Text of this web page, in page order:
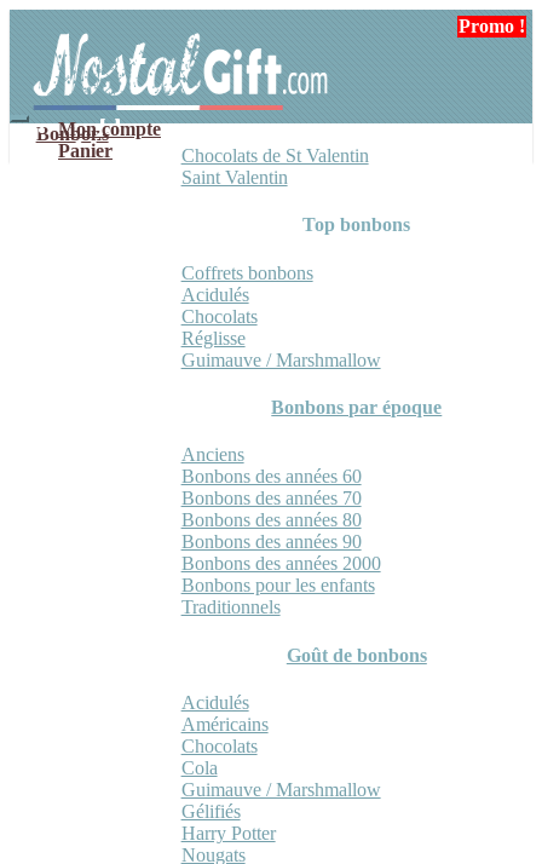
navigation
contenu
Mon compte
Panier
Bonbons
Chocolats de St Valentin
Saint Valentin
Top bonbons
Coffrets bonbons
Acidulés
Chocolats
Réglisse
Guimauve / Marshmallow
Bonbons par époque
Anciens
Bonbons des années 60
Bonbons des années 70
Bonbons des années 80
Bonbons des années 90
Bonbons des années 2000
Bonbons pour les enfants
Traditionnels
Goût de bonbons
Acidulés
Américains
Chocolats
Cola
Guimauve / Marshmallow
Gélifiés
Harry Potter
Nougats
Promo !